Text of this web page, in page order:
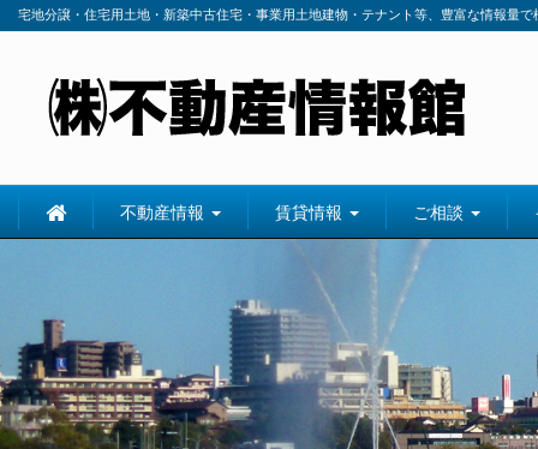
宅地分譲・住宅用土地・新築中古住宅・事業用土地建物・テナント等、豊富な情報量
不動産情報 賃貸情報 ご相談